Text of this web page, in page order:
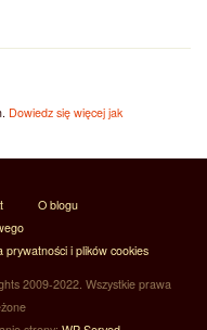
Dowiedz się więcej jak
O blogu
prywatności i plików cookies
2009-2022. Wszystkie prawa